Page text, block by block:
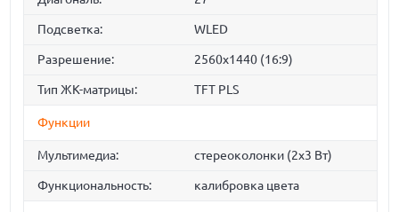
Подсветка: WLED
Разрешение: 2560x1440 (16:9)
Тип ЖК-матрицы: TFT PLS
Функции
Мультимедиа: стереоколонки (2x3 Вт)
Функциональность: калибровка цвета